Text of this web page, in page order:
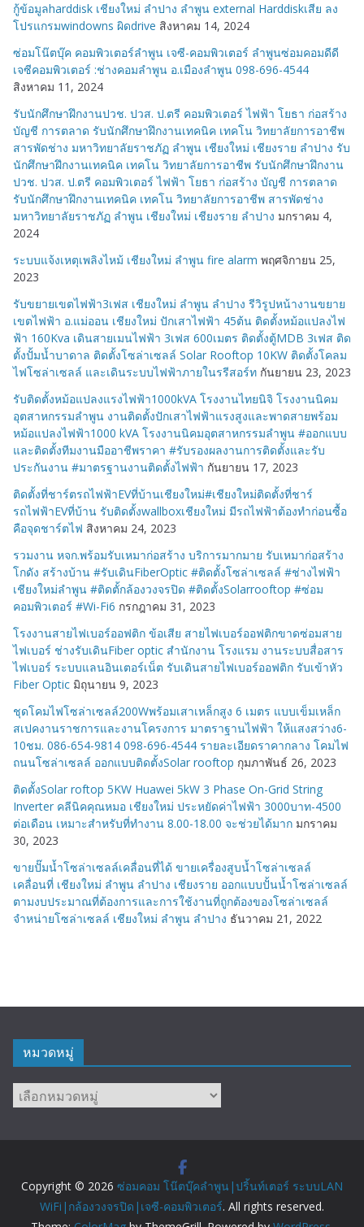
กู้ข้อมูลharddisk เชียงใหม่ ลำปาง ลำพูน external Harddiskเสีย ลง
โปรแกรมwindowns ผิดdrive สิงหาคม 14, 2024
ซ่อมโน๊ตบุ๊ค คอมพิวเตอร์ลำพูน เจซี-คอมพิวเตอร์ ลำพูนซ่อมคอมดีดี
เจซีคอมพิวเตอร์ :ช่างคอมลำพูน อ.เมืองลำพูน 098-696-4544
สิงหาคม 11, 2024
รับนักศึกษาฝึกงานปวช. ปวส. ป.ตรี คอมพิวเตอร์ ไฟฟ้า โยธา ก่อสร้าง
บัญชี การตลาด รับนักศึกษาฝึกงานเทคนิค เทคโน วิทยาลัยการอาชีพ
สารพัดช่าง มหาวิทยาลัยราชภัฏ ลำพูน เชียงใหม่ เชียงราย ลำปาง รับ
นักศึกษาฝึกงานเทคนิค เทคโน วิทยาลัยการอาชีพ รับนักศึกษาฝึกงาน
ปวช. ปวส. ป.ตรี คอมพิวเตอร์ ไฟฟ้า โยธา ก่อสร้าง บัญชี การตลาด
รับนักศึกษาฝึกงานเทคนิค เทคโน วิทยาลัยการอาชีพ สารพัดช่าง
มหาวิทยาลัยราชภัฏ ลำพูน เชียงใหม่ เชียงราย ลำปาง มกราคม 4,
2024
ระบบแจ้งเหตุเพลิงไหม้ เชียงใหม่ ลำพูน fire alarm พฤศจิกายน 25,
2023
รับขยายเขตไฟฟ้า3เฟส เชียงใหม่ ลำพูน ลำปาง รีวิรูปหน้างานขยาย
เขตไฟฟ้า อ.แม่ออน เชียงใหม่ ปักเสาไฟฟ้า 45ต้น ติดตั้งหม้อแปลงไฟ
ฟ้า 160Kva เดินสายเมนไฟฟ้า 3เฟส 600เมตร ติดตั้งตู้MDB 3เฟส ติด
ตั้งปั้มน้ำบาดาล ติดตั้งโซล่าเซลล์ Solar Rooftop 10KW ติดตั้งโคลม
ไฟโซล่าเซลล์ และเดินระบบไฟฟ้าภายในรรีสอร์ท กันยายน 23, 2023
รับติดตั้งหม้อแปลงแรงไฟฟ้า1000kVA โรงงานไทยนิจิ โรงงานนิคม
อุตสาหกรรมลำพูน งานติดตั้งปักเสาไฟฟ้าแรงสูงและพาดสายพร้อม
หม้อแปลงไฟฟ้า1000 kVA โรงงานนิคมอุตสาหกรรมลำพูน #ออกแบบ
และติดตั้งทีมงานมืออาชีพราคา #รับรองผลงานการติดตั้งและรับ
ประกันงาน #มาตรฐานงานติดตั้งไฟฟ้า กันยายน 17, 2023
ติดตั้งที่ชาร์ตรถไฟฟ้าEVที่บ้านเชียงใหม่#เชียงใหม่ติดตั้งที่ชาร์
รถไฟฟ้าEVที่บ้าน รับติดตั้งwallboxเชียงใหม่ มีรถไฟฟ้าต้องทำก่อนซื้อ
คือจุดชาร์ตไฟ สิงหาคม 24, 2023
รวมงาน หจก.พร้อมรับเหมาก่อสร้าง บริการมากมาย รับเหมาก่อสร้าง
โกดัง สร้างบ้าน #รับเดินFiberOptic #ติดตั้งโซล่าเซลล์ #ช่างไฟฟ้า
เชียงใหม่ลำพูน #ติดตั้กล้องวงจรปิด #ติดตั้งSolarrooftop #ซ่อม
คอมพิวเตอร์ #Wi-Fi6 กรกฎาคม 31, 2023
โรงงานสายไฟเบอร์ออฟติก ข้อเสีย สายไฟเบอร์ออฟติกขาดซ่อมสาย
ไฟเบอร์ ช่างรับเดินFiber optic สำนักงาน โรงแรม งานระบบสื่อสาร
ไฟเบอร์ ระบบแลนอินเตอร์เน็ต รับเดินสายไฟเบอร์ออฟติก รับเข้าหัว
Fiber Optic มิถุนายน 9, 2023
ชุดโคมไฟโซล่าเซลล์200Wพร้อมเสาเหล็กสูง 6 เมตร แบบเข็มเหล็ก
สเปคงานราชการและงานโครงการ มาตราฐานไฟฟ้า ให้แสงสว่าง6-
10ชม. 086-654-9814 098-696-4544 รายละเอียดราคากลาง โคมไฟ
ถนนโซล่าเซลล์ ออกแบบติดตั้งSolar rooftop กุมภาพันธ์ 26, 2023
ติดตั้งSolar roftop 5KW Huawei 5kW 3 Phase On-Grid String
Inverter คลีนิคคุณหมอ เชียงใหม่ ประหยัดค่าไฟฟ้า 3000บาท-4500
ต่อเดือน เหมาะสำหรับที่ทำงาน 8.00-18.00 จะช่วยได้มาก มกราคม
30, 2023
ขายปั๊มน้ำโซล่าเซลล์เคลื่อนที่ได้ ขายเครื่องสูบน้ำโซล่าเซลล์
เคลื่อนที่ เชียงใหม่ ลำพูน ลำปาง เชียงราย ออกแบบปั้นน้ำโซล่าเซลล์
ตามงบประมาณที่ต้องการและการใช้งานที่ถูกต้องของโซล่าเซลล์
จำหน่ายโซล่าเซลล์ เชียงใหม่ ลำพูน ลำปาง ธันวาคม 21, 2022
หมวดหมู่
หมวด
Copyright © 2026 ซ่อมคอม โน๊ตบุ๊คลำพูน|ปริ้นท์เตอร์ ระบบLAN
WiFi|กล้องวงจรปิด|เจซี-คอมพิวเตอร์. All rights reserved.